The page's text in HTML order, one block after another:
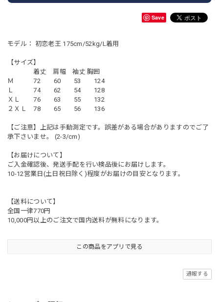
Save
モデル： 初恋老王 175cm/52kg/L着用
【サイズ】
着丈 肩幅 袖丈 胸囲
Ｍ 72 60 53 124
Ｌ 74 62 54 128
ＸＬ 76 63 55 132
２ＸＬ 78 65 56 136
【ご注意】上記は手動測定です。誤差がある場合がありますのでご了
承下さいませ。 (2-3/cm)
【お届けについて】
ご入金確認後、発送手配を行い検品後にお届けします。
10-12営業日(土日祝日除く)程度がお届けの目安となります。
【送料について】
全国一律770円
10,000円以上のご注文で国内送料が無料になります。
この商品をアプリで見る
通報する